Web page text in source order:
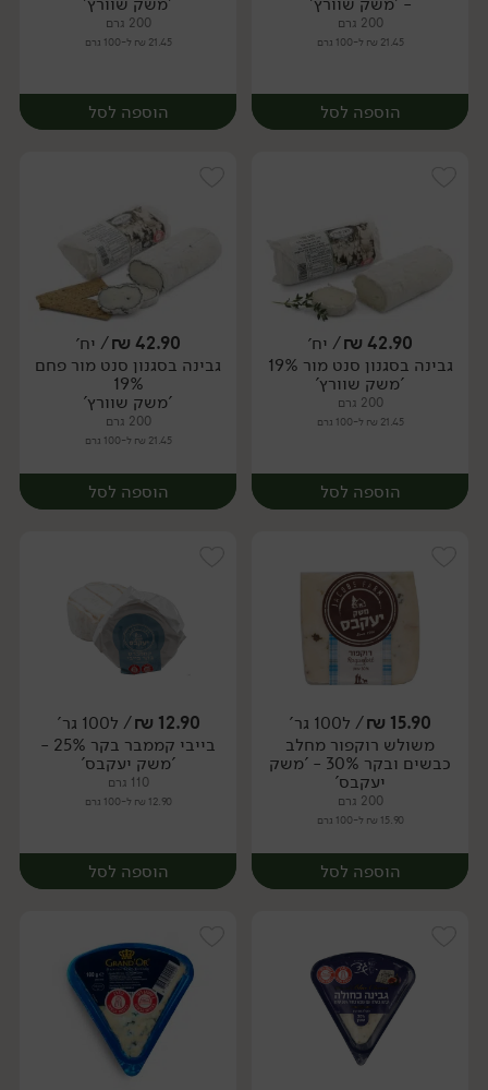
200 גרם
21.45 ₪ ל-100 גרם
הוספה לסל
יח׳
200 גרם
21.45 ₪ ל-100 גרם
הוספה לסל
יח׳
42.90
₪/ יח׳
גבינה בסגנון סנט מור 19%
'משק שוורץ'
200 גרם
21.45 ₪ ל-100 גרם
הוספה לסל
יח׳
42.90
₪/ יח׳
גבינה בסגנון סנט מור פחם
19%
'משק שוורץ'
200 גרם
21.45 ₪ ל-100 גרם
הוספה לסל
יח׳
15.90
₪/ ל100 גר'
משולש רוקפור מחלב
כבשים ובקר 30% - 'משק
יעקבס'
200 גרם
15.90 ₪ ל-100 גרם
הוספה לסל
12.90
₪/ ל100 גר'
בייבי קממבר בקר 25% -
'משק יעקבס'
110 גרם
12.90 ₪ ל-100 גרם
הוספה לסל